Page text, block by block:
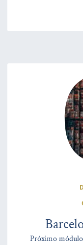
Próximo